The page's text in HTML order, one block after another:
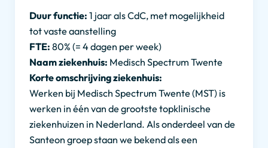
Duur functie: 1 jaar als CdC, met mogelijkheid
tot vaste aanstelling
FTE: 80% (= 4 dagen per week)
Naam ziekenhuis: Medisch Spectrum Twente
Korte omschrijving ziekenhuis:
Werken bij Medisch Spectrum Twente (MST) is
werken in één van de grootste topklinische
ziekenhuizen in Nederland. Als onderdeel van de
Santeon groep staan we bekend als een